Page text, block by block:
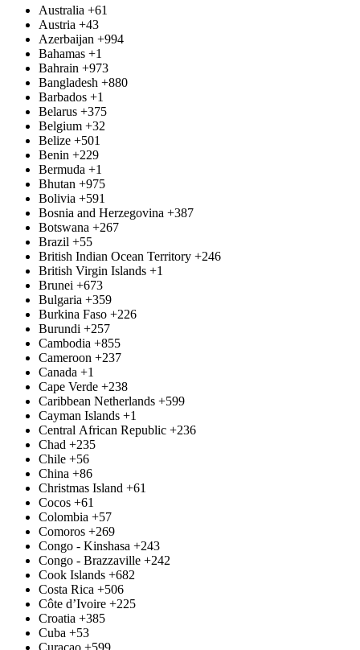
Australia +61
Austria +43
Azerbaijan +994
Bahamas +1
Bahrain +973
Bangladesh +880
Barbados +1
Belarus +375
Belgium +32
Belize +501
Benin +229
Bermuda +1
Bhutan +975
Bolivia +591
Bosnia and Herzegovina +387
Botswana +267
Brazil +55
British Indian Ocean Territory +246
British Virgin Islands +1
Brunei +673
Bulgaria +359
Burkina Faso +226
Burundi +257
Cambodia +855
Cameroon +237
Canada +1
Cape Verde +238
Caribbean Netherlands +599
Cayman Islands +1
Central African Republic +236
Chad +235
Chile +56
China +86
Christmas Island +61
Cocos +61
Colombia +57
Comoros +269
Congo - Kinshasa +243
Congo - Brazzaville +242
Cook Islands +682
Costa Rica +506
Côte d’Ivoire +225
Croatia +385
Cuba +53
Curaçao +599